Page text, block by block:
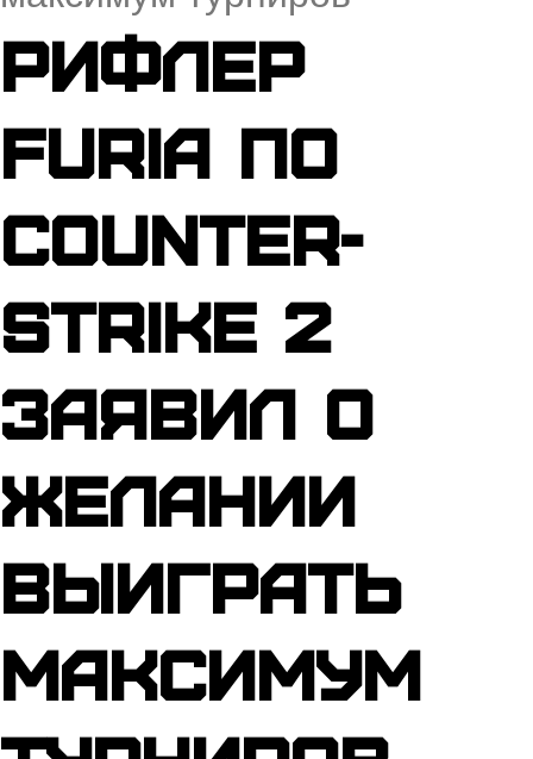
Рифлер
FURIA по
Counter-
Strike 2
заявил о
желании
выиграть
максимум